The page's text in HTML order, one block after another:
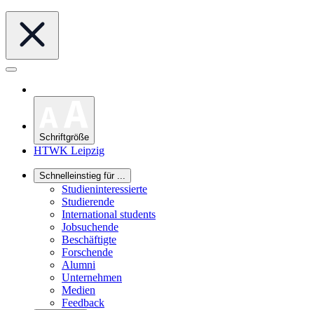
Schriftgröße
HTWK Leipzig
Schnelleinstieg für ...
Studieninteressierte
Studierende
International students
Jobsuchende
Beschäftigte
Forschende
Alumni
Unternehmen
Medien
Feedback